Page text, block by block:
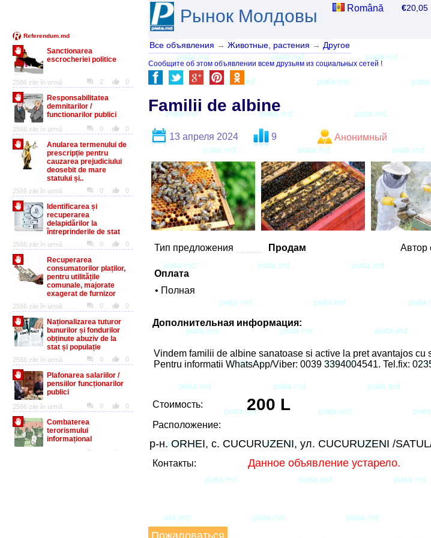
Рынок Молдовы Română €
Все объявления → Животные, растения → Другое
Сообщите об этом объявлении всем друзьям из социальных сетей !
Familii de albine
13 апреля 2024 9 Анонимный
Тип предложения Продам Автор
Оплата
• Полная
Дополнительная информация:
Vindem familii de albine sanatoase si active la pret avantajos cu
Pentru informatii WhatsApp/Viber: 0039 3394004541. Tel.fix:
Стоимость: 200 L
Расположение:
р-н. ORHEI, с. CUCURUZENI, ул. CUCURUZENI /
Контакты: Данное объявление устарело.